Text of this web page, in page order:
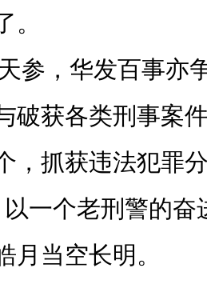
。
参，华发百事亦
破获各类刑事案
，抓获违法犯罪
一个老刑警的奋
月当空长明。